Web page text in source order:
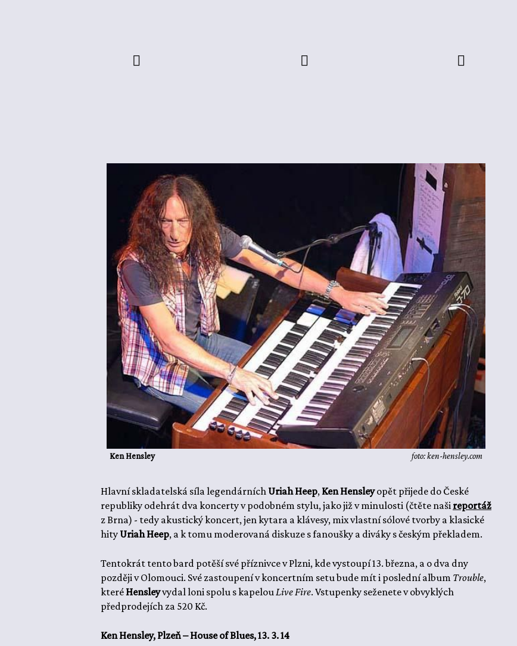
Ken Hensley foto: ken-hensley.com
Hlavní skladatelská síla legendárních Uriah Heep, Ken Hensleyopět přijede do České
republiky odehrát dva koncerty v podobném stylu, jako již v minulosti (čtěte naši reportáž
z Brna) - tedy akustický koncert, jen kytara a klávesy, mix vlastní sólové tvorby a klasické
hity Uriah Heep, a k tomu moderovaná diskuze s fanoušky a diváky s českým překladem.
Tentokrát tento bard potěší své příznivce v Plzni, kde vystoupí 13. března, a o dva dny
později v Olomouci. Své zastoupení v koncertním setu bude mít i poslední album Trouble,
které Hensleyvydal loni spolu s kapelou Live Fire. Vstupenky seženete v obvyklých
předprodejích za 520 Kč.
Ken Hensley, Plzeň – House of Blues, 13. 3. 14